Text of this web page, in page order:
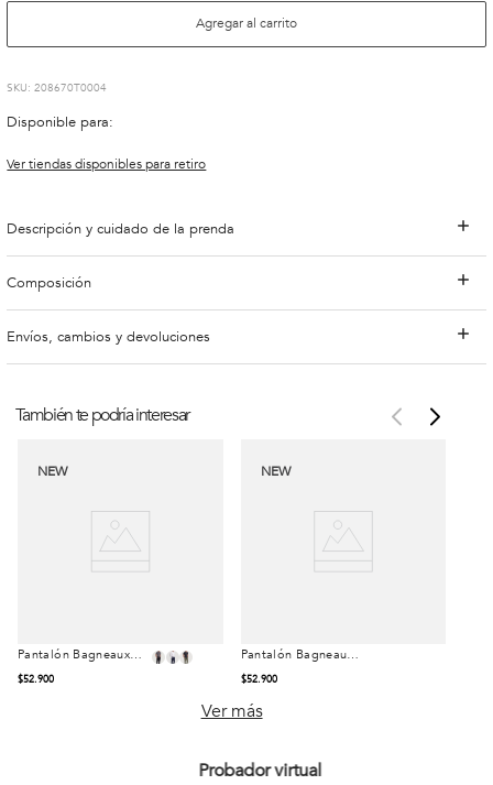
Agregar al carrito
:208670T0004
Disponible para:
Ver tiendas disponibles para retiro
Descripción y cuidado de la prenda
Composición
Envíos, cambios y devoluciones
También te podría interesar
NEW
Pantalón Bagneaux
$52.900
Talla
NEW
Pantalón Bagneaux
$52.900
Talla
Ver más
Probador virtual